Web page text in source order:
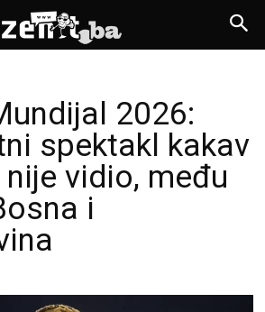
2026:
spektakl kakav
vidio, među
i